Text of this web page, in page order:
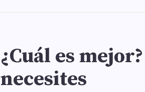
¿Cuál es
necesites